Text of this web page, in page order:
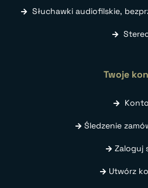
Słuchawki audiofilskie,
Twoje
Konto
Śledzenie
Zaloguj
Utwórz